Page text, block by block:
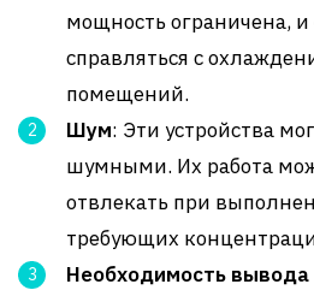
мощность ограничена,
справляться с
помещений.
Шум: Эти устройства
шумными. Их работа
отвлекать при
требующих
Необходимость